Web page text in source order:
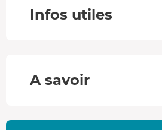
vitesse de pointe de
suspension sport garantissent une
la piste.
Infos utiles
A savoir